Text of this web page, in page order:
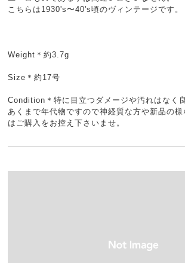
こちらは1930's〜40's頃のヴィンテージです。
Weight＊約3.7g
Size＊約17号
Condition＊特に目立つダメージや汚れはなく
あくまで年代物ですので神経質な方や新品の
はご購入をお控え下さいませ。